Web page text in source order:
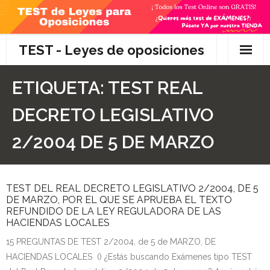
Skip
content
TEST - Leyes de oposiciones
Preguntas
- Qué es la competencia administrativa
- ¿Es PRECEPTIVO el Recurso de Alzada? ¿Y
- Diferencia entre Personalidad Jurídica PLENA y
ETIQUETA: TEST REAL
DECRETO LEGISLATIVO
2/2004 DE 5 DE MARZO
TEST DEL REAL DECRETO LEGISLATIVO 2/2004, DE 5
DE MARZO, POR EL QUE SE APRUEBA EL TEXTO
REFUNDIDO DE LA LEY REGULADORA DE LAS
HACIENDAS LOCALES
15 PREGUNTAS DE TEST 2/2004, de 5 de MARZO, DE
HACIENDAS LOCALES () ¿Estás buscando Exámenes tipo TEST